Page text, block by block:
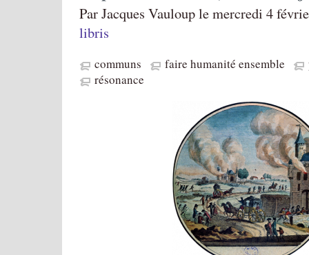
Par Jacques Vauloup le mercredi 4
libris
communs faire humanité ensemble
résonance